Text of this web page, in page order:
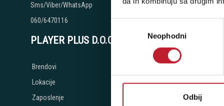
сагласностиNeophodni
Odbij
Sms/Viber/WhatsApp
060/6470116
+381 11
PLAYER PLUS D.O.O.
Brendovi
Lokacije
Zaposlenje